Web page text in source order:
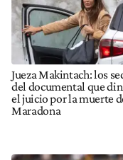
Jueza Makintach: los
del documental que
el juicio por la muerte
Maradona